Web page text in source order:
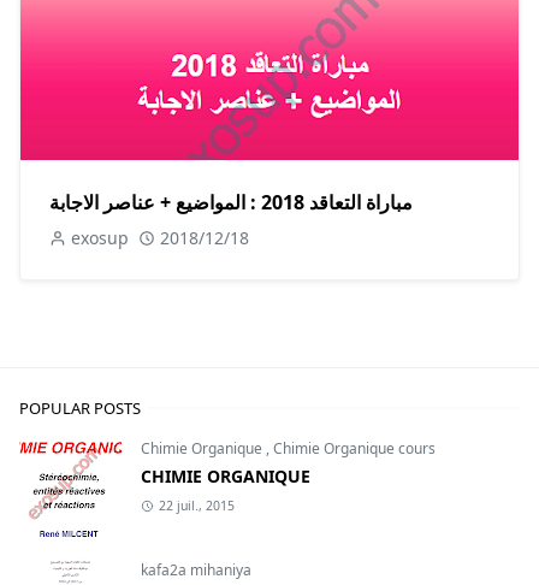
مباراة التعاقد 2018 : المواضيع + عناصر الاجابة
exosup 2018/12/18
POPULAR POSTS
Chimie Organique ,Chimie Organique cours
CHIMIE ORGANIQUE
22 juil., 2015
kafa2a mihaniya